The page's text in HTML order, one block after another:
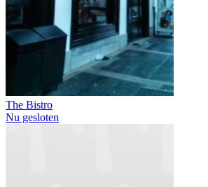
The Bistro
Nu gesloten